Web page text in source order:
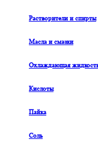
Растворители и спирты
Масла и смазки
Охлаждающая
Кислоты
Пайка
Соль